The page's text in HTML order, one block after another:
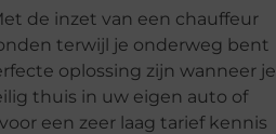
de inzet van een chauffeur
terwijl je onderweg bent
oplossing zijn wanneer je
thuis in uw eigen auto of
een zeer laag tarief kennis